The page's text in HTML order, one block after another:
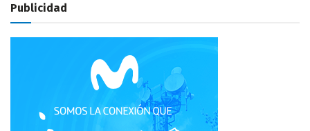
Publicidad